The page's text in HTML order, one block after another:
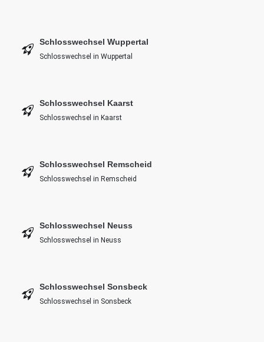
Schlosswechsel Wuppertal
Schlosswechsel in Wuppertal
Schlosswechsel Kaarst
Schlosswechsel in Kaarst
Schlosswechsel Remscheid
Schlosswechsel in Remscheid
Schlosswechsel Neuss
Schlosswechsel in Neuss
Schlosswechsel Sonsbeck
Schlosswechsel in Sonsbeck